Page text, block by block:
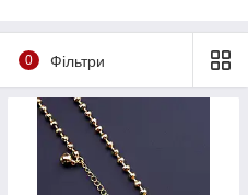
НА САЙТІ
0 Фільтри